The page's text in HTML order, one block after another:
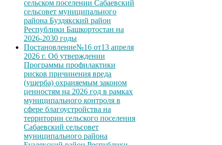
сельском поселении Сабаевский
сельсовет муниципального
района Буздякский район
Республики Башкортостан на
2026-2030 годы
Постановление№16 от13 апреля
2026 г. Об утверждении
Программы профилактики
рисков причинения вреда
(ущерба) охраняемым законом
ценностям на 2026 год в рамках
муниципального контроля в
сфере благоустройства на
территории сельского поселения
Сабаевский сельсовет
муниципального района